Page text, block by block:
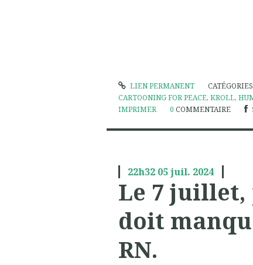
LIEN PERMANENT
CARTOONING FOR PEACE, KROLL,
IMPRIMER
0 COMMENTAIRE
22h32 05juil. 2024
Le 7 juillet,
doit
RN.